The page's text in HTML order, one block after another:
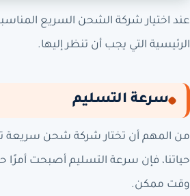
عند اختيار شركة الشحن السريع
الرئيسية التي يجب أن تنظر إليها.
سرعة التسليم
من المهم أن تختار شركة شحن سريعة
حياتنا، فإن سرعة التسليم أصبحت
وقت ممكن.